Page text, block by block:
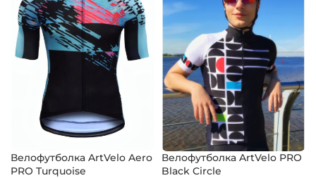
Велофутболка ArtVelo Aero
PRO Turquoise
Велофутболка ArtVelo PRO
Black Circle